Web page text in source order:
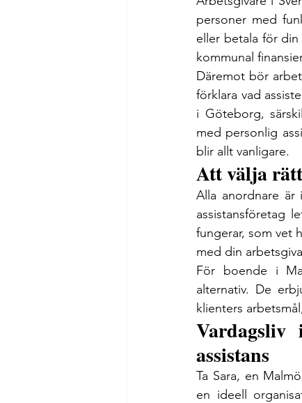
personer med
eller betala för
kommunal
Däremot bör
förklara vad
i Göteborg,
med personlig
blir allt vanligare.
Att välja
Alla anordnare är
assistansföretag
fungerar, som vet
med din
För boende i
alternativ. De
klienters
assistans
Ta Sara, en
en ideell